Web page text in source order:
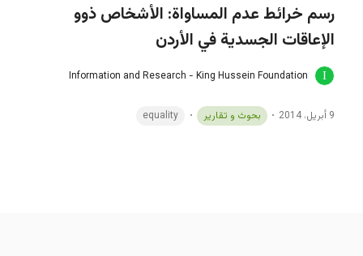
رسم خرائط عدم المساواة: الأشخاص ذوو
الإعاقات الجسدية في الأردن
Information and Research - King Hussein Foundation
9 أبريل، 2014 بحوث و تقارير equality